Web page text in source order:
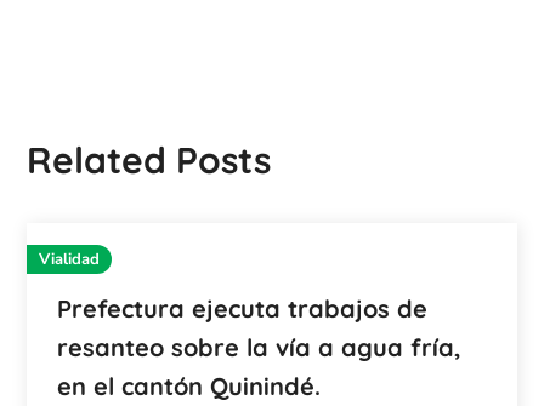
Related Posts
Vialidad
Prefectura ejecuta trabajos de
resanteo sobre la vía a agua fría,
en el cantón Quinindé.